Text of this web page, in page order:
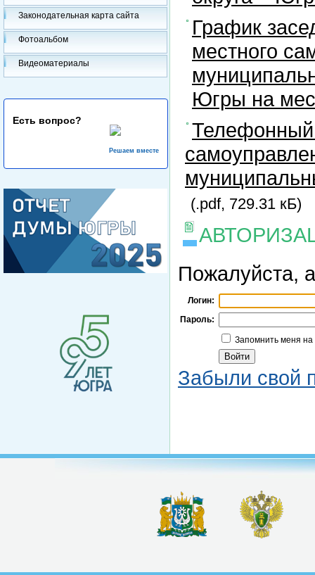
Законодательная карта сайта
Фотоальбом
Видеоматериалы
Есть вопрос?
Решаем вместе
График
местного
Югры на
Телефонный
(.pdf, 729.31 кБ)
Пожалуйста,
Логин:
Пароль:
Запомнить меня
Забыли свой